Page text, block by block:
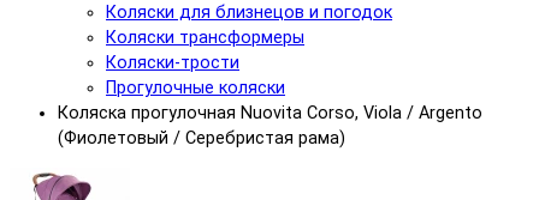
Коляски для близнецов и погодок
Коляски трансформеры
Коляски-трости
Прогулочные коляски
Коляска прогулочная Nuovita Corso, Viola / Argento
(Фиолетовый / Серебристая рама)